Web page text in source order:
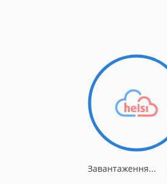
Завантаження...